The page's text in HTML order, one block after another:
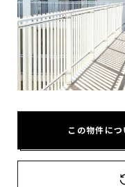
この物件に